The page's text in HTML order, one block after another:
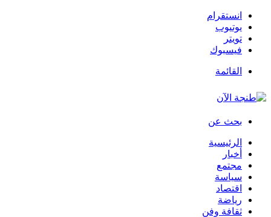
انستقرام
يوتيوب
تويتر
فيسبوك
القائمة
بحث عن
الرئيسية
أخبار
مجتمع
سياسة
اقتصاد
رياضة
ثقافة وفن